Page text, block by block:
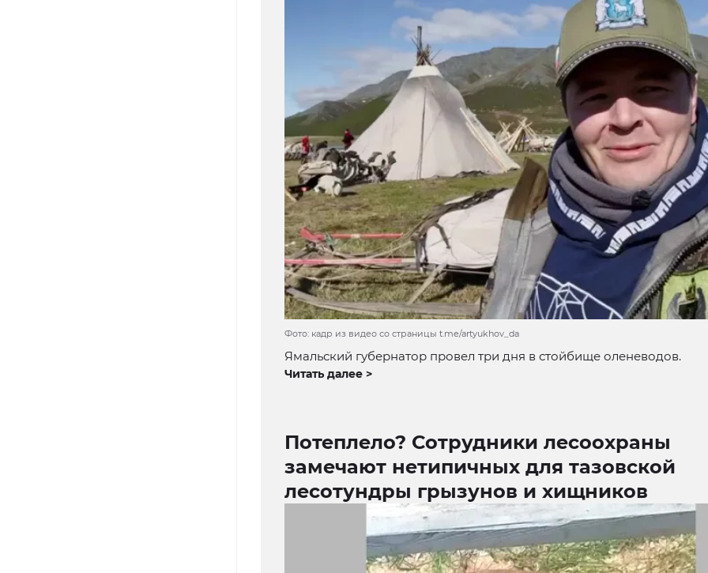
Фото: кадр из видео со страницы t.me/artyukhov_da
Ямальский губернатор провел три дня в стойбище оленеводов.
Читать далее >
Потеплело? Сотрудники лесоохраны
замечают нетипичных для тазовской
лесотундры грызунов и хищников